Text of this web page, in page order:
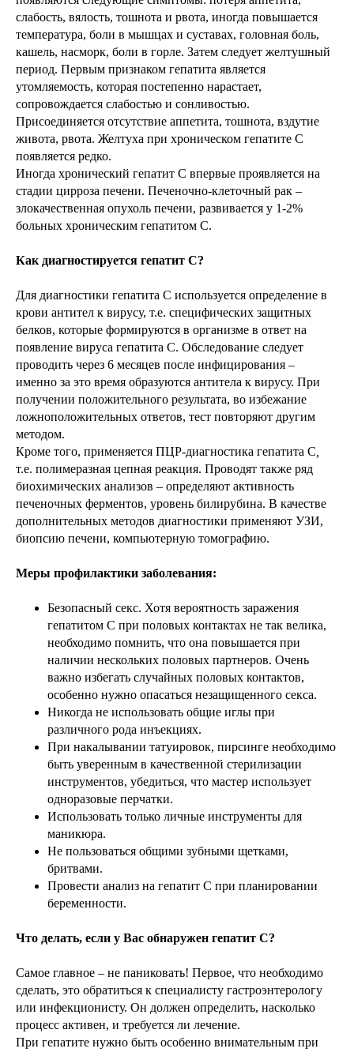
слабость, вялость, тошнота и рвота, иногда повышается
температура, боли в мышцах и суставах, головная боль,
кашель, насморк, боли в горле. Затем следует желтушный
период. Первым признаком гепатита является
утомляемость, которая постепенно нарастает,
сопровождается слабостью и сонливостью.
Присоединяется отсутствие аппетита, тошнота, вздутие
живота, рвота. Желтуха при хроническом гепатите С
появляется редко.
Иногда хронический гепатит С впервые проявляется на
стадии цирроза печени. Печеночно-клеточный рак –
злокачественная опухоль печени, развивается у 1-2%
больных хроническим гепатитом С.
Как диагностируется гепатит С?
Для диагностики гепатита С используется определение в
крови антител к вирусу, т.е. специфических защитных
белков, которые формируются в организме в ответ на
появление вируса гепатита С. Обследование следует
проводить через 6 месяцев после инфицирования –
именно за это время образуются антитела к вирусу. При
получении положительного результата, во избежание
ложноположительных ответов, тест повторяют другим
методом.
Кроме того, применяется ПЦР-диагностика гепатита С
т.е. полимеразная цепная реакция. Проводят также ряд
биохимических анализов – определяют активность
печеночных ферментов, уровень билирубина. В качестве
дополнительных методов диагностики применяют УЗИ,
биопсию печени, компьютерную томографию.
Меры профилактики заболевания:
Безопасный секс. Хотя вероятность заражения
гепатитом С при половых контактах не так велика,
необходимо помнить, что она повышается при
наличии нескольких половых партнеров. Очень
важно избегать случайных половых контактов,
особенно нужно опасаться незащищенного секса.
Никогда не использовать общие иглы при
различного рода инъекциях.
При накалывании татуировок, пирсинге необходимо
быть уверенным в качественной стерилизации
инструментов, убедиться, что мастер использует
одноразовые перчатки.
Использовать только личные инструменты для
маникюра.
Не пользоваться общими зубными щетками,
бритвами.
Провести анализ на гепатит С при планировании
беременности.
Что делать, если у Вас обнаружен гепатит С?
Самое главное – не паниковать! Первое, что необходимо
сделать, это обратиться к специалисту гастроэнтерологу
или инфекционисту. Он должен определить, насколько
процесс активен, и требуется ли лечение.
При гепатите нужно быть особенно внимательным при